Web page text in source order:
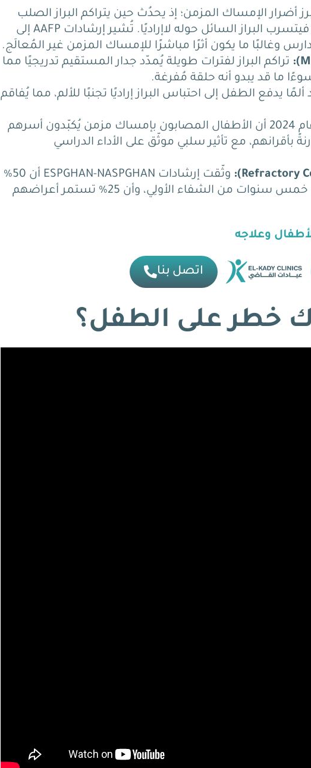
أضرار الإمساك المزمن؛ إذ يحدُث حين يتراكم البراز الصلب
البراز السائل حوله لاإراديًا.
تُشير إرشادات AAFP إلى
تراكم البراز لفترات طويلة يُمدّد جدار المستقيم تدريجيًا مما
ما قد يبدو أنه حلقة مُفرغة.
ألمًا يدفع الطفل إلى احتباس البراز إراديًا تجنبًا للألم، مما يُفاقم
تُؤكد دراسة منشورة عام 2024 أن الأطفال المصابون بإمساك مزمن يُكبّدون أسرهم
بأقرانهم، مع تأثير سلبي موثّق على الأداء الدراسي
وثّقت إرشادات ESPGHAN-NASPGHAN أن 50%
من الأطفال يُعانون تكرار الإمساك خلال خمس سنوات من الشفاء الأولِي، وأن 25% تستمر أعراضهم
وعلاجه
اتصل بنا
خطر على الطفل؟